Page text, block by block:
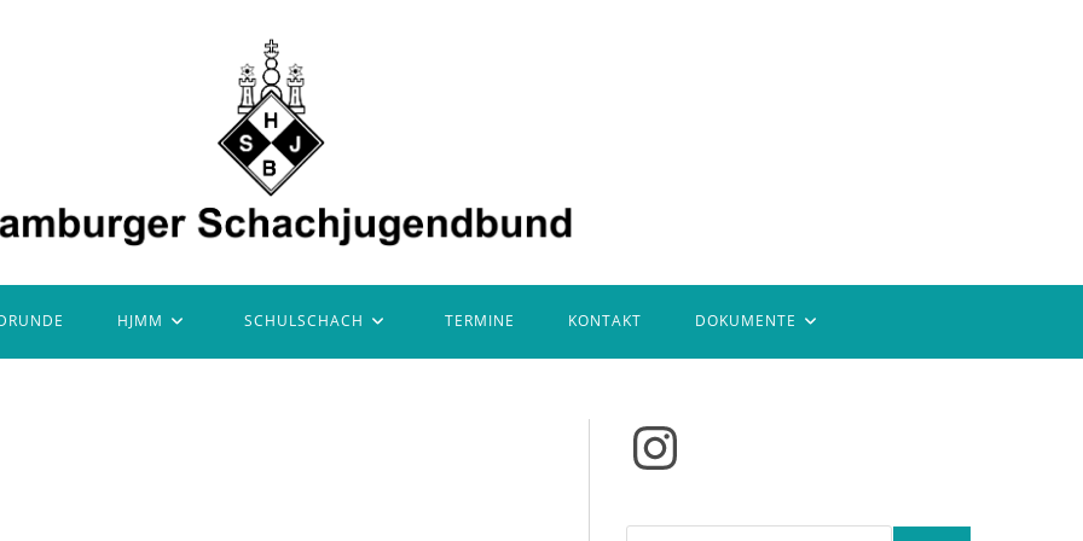
HJMM SCHULSCHACH TERMINE KONTAKT DOKUMENTE
Instagram